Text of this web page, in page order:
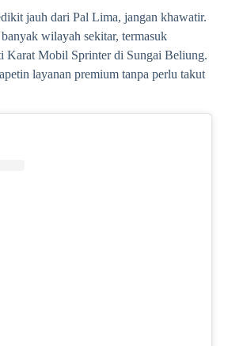
jauh dari Pal Lima, jangan khawatir.
wilayah sekitar, termasuk
Karat Mobil Sprinter di Sungai Beliung.
layanan premium tanpa perlu takut